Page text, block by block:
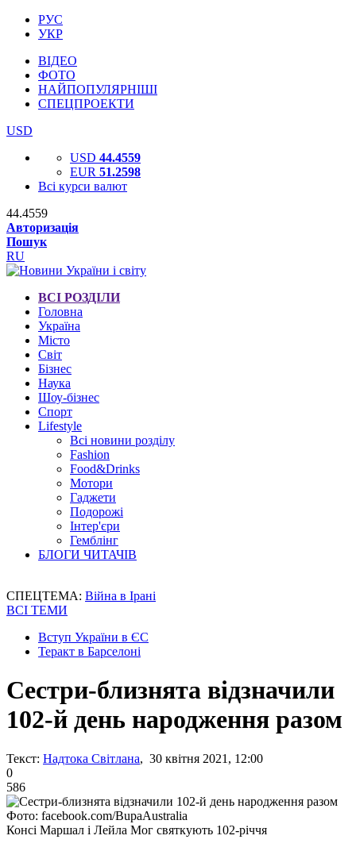
РУС
УКР
ВІДЕО
ФОТО
НАЙПОПУЛЯРНІШІ
СПЕЦПРОЕКТИ
USD
USD 44.4559
EUR 51.2598
Всі курси валют
44.4559
Авторизація
Пошук
RU
ВСІ РОЗДІЛИ
Головна
Україна
Місто
Світ
Бізнес
Наука
Шоу-бізнес
Спорт
Lifestyle
Всі новини розділу
Fashion
Food&Drinks
Мотори
Гаджети
Подорожі
Інтер'єри
Гемблінг
БЛОГИ ЧИТАЧІВ
СПЕЦТЕМА: Війна в Ірані
ВСІ ТЕМИ
Вступ України в ЄС
Теракт в Барселоні
Сестри-близнята відзначили
102-й день народження разом
Текст: Надтока Світлана, 30 квітня 2021, 12:00
0
586
Фото: facebook.com/BupaAustralia
Консі Маршал і Лейла Мог святкують 102-річчя